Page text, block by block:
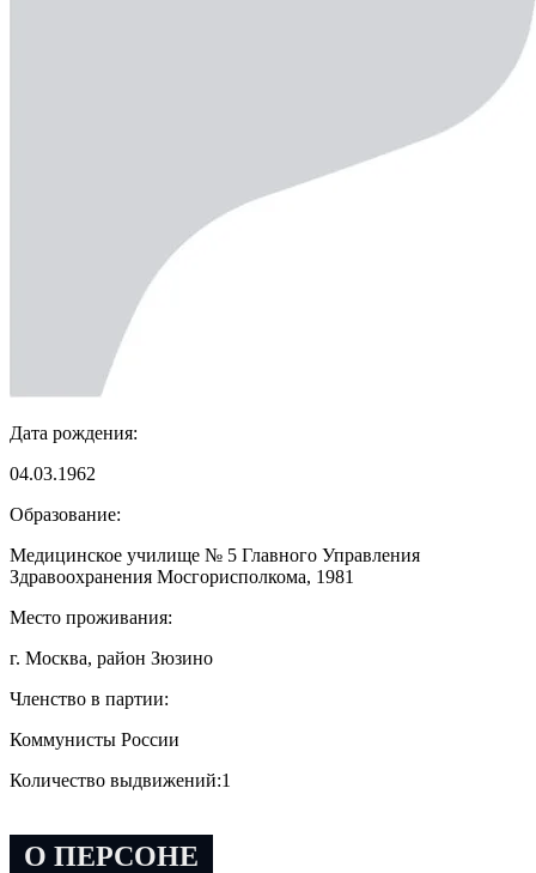
Дата рождения:
04.03.1962
Образование:
Медицинское училище № 5 Главного Управления
Здравоохранения Мосгорисполкома, 1981
Место проживания:
г. Москва, район Зюзино
Членство в партии:
Коммунисты России
Количество выдвижений:1
О ПЕРСОНЕ